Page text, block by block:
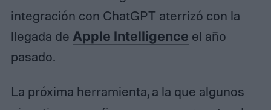
integración con ChatGPT aterrizó con la
llegada de Apple Intelligence el año
pasado.
La próxima herramienta, a la que algunos